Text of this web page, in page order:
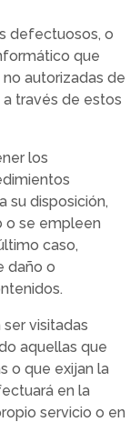
defectuosos, o
que
autorizadas de
través de estos
los
su disposición,
o se empleen
caso,
daño o
visitadas
aquellas que
o que exijan la
en la
servicio o en